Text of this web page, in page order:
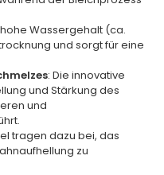
hohe Wassergehalt (ca.
und sorgt für eine
: Die innovative
und Stärkung des
und
tragen dazu bei, das
zu